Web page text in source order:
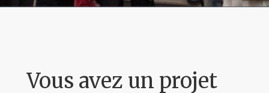
Vous avez un projet